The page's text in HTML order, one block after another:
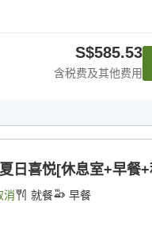
S$585.53
含税费及其他费用
日喜悦[休息室+早餐
消 就餐 早餐